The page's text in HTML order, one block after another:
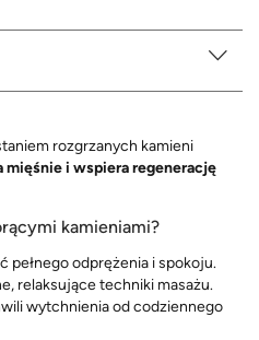
rozgrzanych kamieni
mięśnie i wspiera regenerację
kamieniami?
pełnego odprężenia i spokoju.
relaksujące techniki masażu.
wytchnienia od codziennego